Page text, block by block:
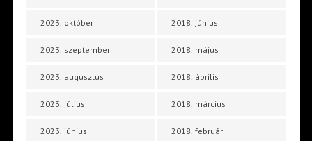
2023. október
2023. szeptember
2023. augusztus
2023. július
2023. június
2018. június
2018. május
2018. április
2018. március
2018. február